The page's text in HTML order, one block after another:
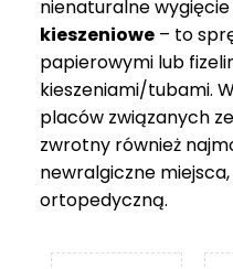
nienaturalne wygięcie
kieszeniowe – to
papierowymi lub
kieszeniami/tubami.
placów związanych
zwrotny również
newralgiczne
ortopedyczną.